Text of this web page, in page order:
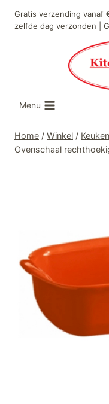
naar
Gratis verzending vanaf
zelfde dag verzonden |
Menu
Home / Winkel /
Ovenschaal